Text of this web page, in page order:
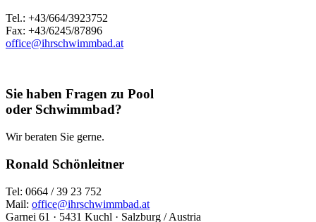
Tel.: +43/664/3923752
Fax: +43/6245/87896
office@ihrschwimmbad.at
Sie haben Fragen zu Pool
oder Schwimmbad?
Wir beraten Sie gerne.
Ronald Schönleitner
Tel: 0664 / 39 23 752
Mail: office@ihrschwimmbad.at
Garnei 61 · 5431 Kuchl · Salzburg / Austria